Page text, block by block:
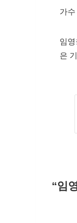
가
임
은
“임